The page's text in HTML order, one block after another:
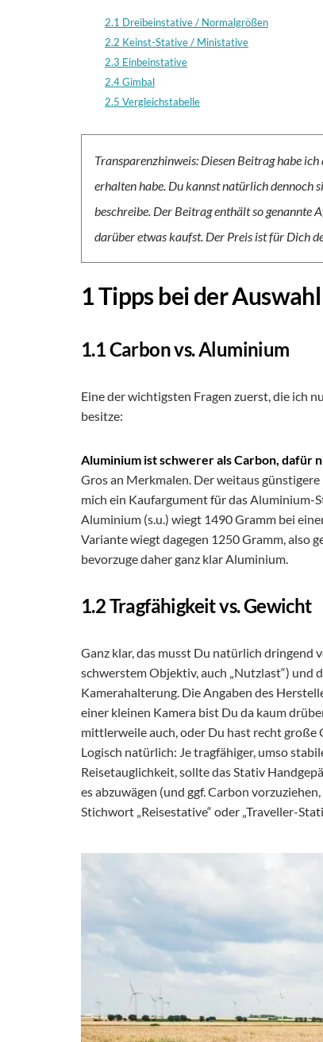
2.1 Dreibeinstative / Normalgrößen
2.2 Keinst-Stative / Ministative
2.3 Einbeinstative
2.4 Gimbal
2.5 Vergleichstabelle
Transparenzhinweis: Diesen Beitrag habe
erhalten habe. Du kannst natürlich dennoch
beschreibe. Der Beitrag enthält so genannte
darüber etwas kaufst. Der Preis ist für Dich
1 Tipps bei der
1.1 Carbon vs. Aluminium
Eine der wichtigsten Fragen zuerst, die ich
besitze:
Aluminium ist schwerer als Carbon, dafür
Gros an Merkmalen. Der weitaus
mich ein Kaufargument für das Aluminium-
Aluminium (s.u.) wiegt 1490 Gramm bei
Variante wiegt dagegen 1250 Gramm, also
bevorzuge daher ganz klar Aluminium.
1.2 Tragfähigkeit vs. Gewicht
Ganz klar, das musst Du natürlich dringend
schwerstem Objektiv, auch „Nutzlast“) und
Kamerahalterung. Die Angaben des
einer kleinen Kamera bist Du da kaum
mittlerweile auch, oder Du hast recht große
Logisch natürlich: Je tragfähiger, umso
Reisetauglichkeit, sollte das Stativ
es abzuwägen (und ggf. Carbon
Stichwort „Reisestative“ oder „Traveller-